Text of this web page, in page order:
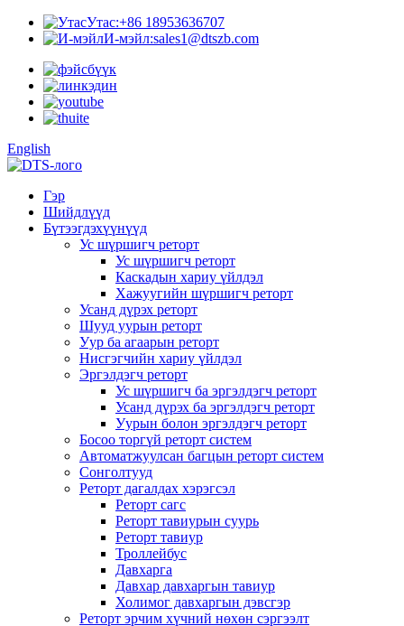
Утас:+86 18953636707
И-мэйл:sales1@dtszb.com
English
Гэр
Шийдлүүд
Бүтээгдэхүүнүүд
Ус шүршигч реторт
Ус шүршигч реторт
Каскадын хариу үйлдэл
Хажуугийн шүршигч реторт
Усанд дүрэх реторт
Шууд уурын реторт
Уур ба агаарын реторт
Нисгэгчийн хариу үйлдэл
Эргэлдэгч реторт
Ус шүршигч ба эргэлдэгч реторт
Усанд дүрэх ба эргэлдэгч реторт
Уурын болон эргэлдэгч реторт
Босоо торгүй реторт систем
Автоматжуулсан багцын реторт систем
Сонголтууд
Реторт дагалдах хэрэгсэл
Реторт сагс
Реторт тавиурын суурь
Реторт тавиур
Троллейбус
Давхарга
Давхар давхаргын тавиур
Холимог давхаргын дэвсгэр
Реторт эрчим хүчний нөхөн сэргээлт